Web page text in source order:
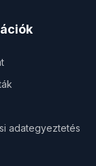
adategyeztetés